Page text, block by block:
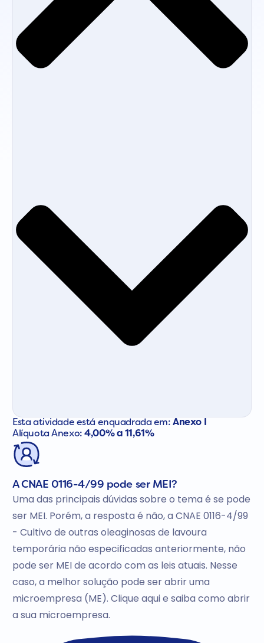
Esta atividade está enquadrada em:Anexo I
Alíquota Anexo:4,00% a 11,61%
A CNAE 0116-4/99 pode ser MEI?
Uma das principais dúvidas sobre o tema é se pode
ser MEI. Porém, a resposta é não, a CNAE 0116-4/99
- Cultivo de outras oleaginosas de lavoura
temporária não especificadas anteriormente, não
pode ser MEI de acordo com as leis atuais. Nesse
caso, a melhor solução pode ser abrir uma
microempresa (ME). Clique aqui e saiba como abrir
a sua microempresa.